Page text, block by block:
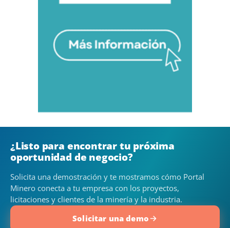
¿Listo para encontrar tu próxima
oportunidad de negocio?
Solicita una demostración y te mostramos cómo Portal
Minero conecta a tu empresa con los proyectos,
licitaciones y clientes de la minería y la industria.
Solicitar una demo